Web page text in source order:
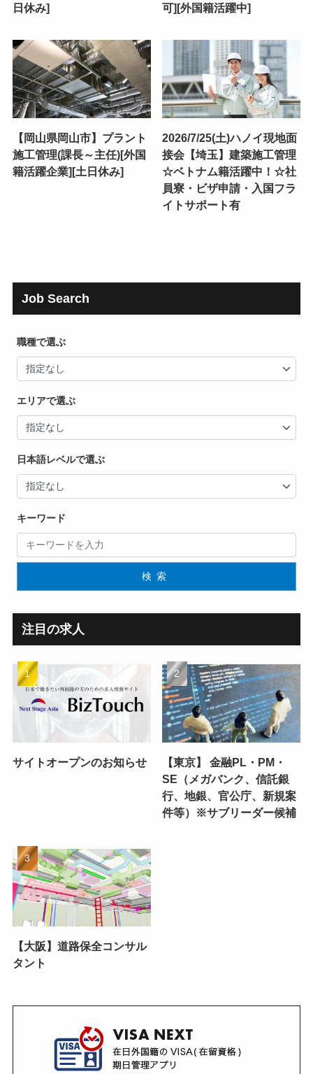
日休み] 可][外国籍活躍中]
【岡山県岡山市】プラント
施工管理(課長～主任)[外国
籍活躍企業][土日休み]
2026/7/25(土)ハノイ現地面
接会【埼玉】建築施工管理
☆ベトナム籍活躍中！☆社
員寮・ビザ申請・入国フラ
イトサポート有
Job Search
職種で選ぶ
エリアで選ぶ
日本語レベルで選ぶ
キーワード
検索
注目の求人
サイトオープンのお知らせ
【東京】 金融PL・PM・
SE（メガバンク、信託銀
行、地銀、官公庁、新規案
件等）※サブリーダー候補
【大阪】道路保全コンサル
タント